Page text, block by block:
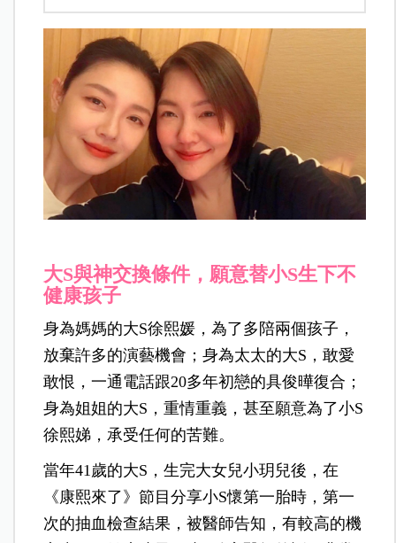
大S與神交換條件，願意替小S生下不
健康孩子
身為媽媽的大S徐熙媛，為了多陪兩個孩子，
放棄許多的演藝機會；身為太太的大S，敢愛
敢恨，一通電話跟20多年初戀的具俊曄復合；
身為姐姐的大S，重情重義，甚至願意為了小S
徐熙娣，承受任何的苦難。
當年41歲的大S，生完大女兒小玥兒後，在
《康熙來了》節目分享小S懷第一胎時，第一
次的抽血檢查結果，被醫師告知，有較高的機